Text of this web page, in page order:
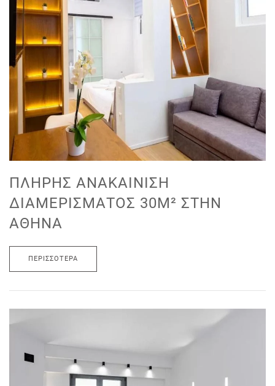
ΠΛΉΡΗΣ ΑΝΑΚΑΊΝΙΣΗ
ΔΙΑΜΕΡΊΣΜΑΤΟΣ 30M² ΣΤΗΝ
ΑΘΉΝΑ
ΠΕΡΙΣΣΌΤΕΡΑ